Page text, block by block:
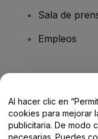
Sala de
Empleos
Centro de
Al hacer clic en
cookies para mejorar
publicitaria. De modo
necesarias. Puedes